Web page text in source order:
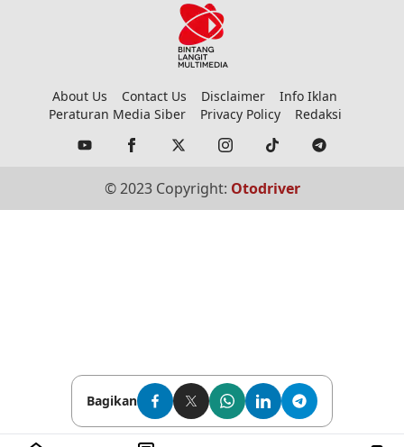
Bagikan
About Us Contact Us Disclaimer
Info Iklan
Peraturan Media Siber
Privacy Policy Redaksi
© 2023 Copyright: Otodriver